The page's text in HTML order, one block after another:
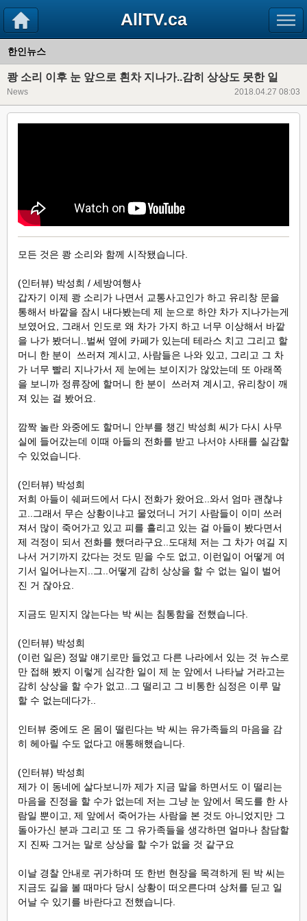
AllTV.ca
한인뉴스
쾅 소리 이후 눈 앞으로 흰차 지나가..감히 상상도 못한 일
News 2018.04.27 08:03
모든 것은 쾅 소리와 함께 시작됐습니다.
(인터뷰) 박성희 / 세방여행사
갑자기 이제 쾅 소리가 나면서 교통사고인가 하고 유리창 문을
통해서 바깥을 잠시 내다봤는데 제 눈으로 하얀 차가 지나가는게
보였어요, 그래서 인도로 왜 차가 가지 하고 너무 이상해서 바깥
을 나가 봤더니..벌써 옆에 카페가 있는데 테라스 치고 그리고 할
머니 한 분이 쓰러져 계시고, 사람들은 나와 있고, 그리고 그 차
가 너무 빨리 지나가서 제 눈에는 보이지가 않았는데 또 아래쪽
을 보니까 정류장에 할머니 한 분이 쓰러져 계시고, 유리창이 깨
져 있는 걸 봤어요.
깜짝 놀란 와중에도 할머니 안부를 챙긴 박성희 씨가 다시 사무
실에 들어갔는데 이때 아들의 전화를 받고 나서야 사태를 실감할
수 있었습니다.
(인터뷰) 박성희
저희 아들이 쉐퍼드에서 다시 전화가 왔어요..와서 엄마 괜찮냐
고..그래서 무슨 상황이냐고 물었더니 거기 사람들이 이미 쓰러
져서 많이 죽어가고 있고 피를 흘리고 있는 걸 아들이 봤다면서
제 걱정이 되서 전화를 했더라구요..도대체 저는 그 차가 여길 지
나서 거기까지 갔다는 것도 믿을 수도 없고, 이런일이 어떻게 여
기서 일어나는지..그..어떻게 감히 상상을 할 수 없는 일이 벌어
진 거 잖아요.
지금도 믿지지 않는다는 박 씨는 침통함을 전했습니다.
(인터뷰) 박성희
(이런 일은) 정말 얘기로만 들었고 다른 나라에서 있는 것 뉴스로
만 접해 봤지 이렇게 심각한 일이 제 눈 앞에서 나타날 거라고는
감히 상상을 할 수가 없고..그 떨리고 그 비통한 심정은 이루 말
할 수 없는데다가..
인터뷰 중에도 온 몸이 떨린다는 박 씨는 유가족들의 마음을 감
히 헤아릴 수도 없다고 애통해했습니다.
(인터뷰) 박성희
제가 이 동네에 살다보니까 제가 지금 말을 하면서도 이 떨리는
마음을 진정을 할 수가 없는데 저는 그냥 눈 앞에서 목도를 한 사
람일 뿐이고, 제 앞에서 죽어가는 사람을 본 것도 아니었지만 그
돌아가신 분과 그리고 또 그 유가족들을 생각하면 얼마나 참담할
지 진짜 그거는 말로 상상을 할 수가 없을 것 같구요
이날 경찰 안내로 귀가하며 또 한번 현장을 목격하게 된 박 씨는
지금도 길을 볼 때마다 당시 상황이 떠오른다며 상처를 딛고 일
어날 수 있기를 바란다고 전했습니다.